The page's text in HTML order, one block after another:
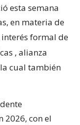
esta semana
en materia de
formal de
, alianza
cual también
2026, con el